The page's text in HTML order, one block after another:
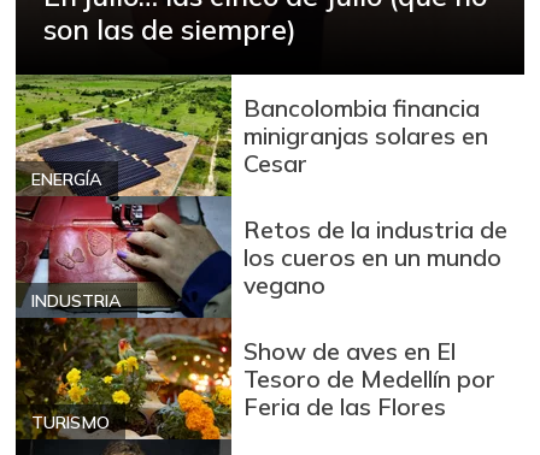
son las de siempre)
ENERGÍA
Bancolombia financia
minigranjas solares en
Cesar
INDUSTRIA
Retos de la industria de
los cueros en un mundo
vegano
TURISMO
Show de aves en El
Tesoro de Medellín por
Feria de las Flores